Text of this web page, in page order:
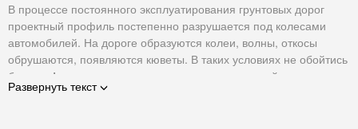
В процессе постоянного эксплуатирования грунтовых дорог
проектный профиль постепенно разрушается под колесами
автомобилей. На дороге образуются колеи, волны, откосы
обрушаются, появляются кюветы. В таких условиях не обойтись
без
профилирования дорог
с помощью автогрейдера.
Развернуть текст